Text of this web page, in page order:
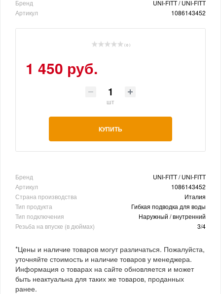
Бренд
UNI-FITT / UNI-FITT
Артикул
1086143452
( 0 )
1 450 руб.
шт
КУПИТЬ
Бренд
UNI-FITT / UNI-FITT
Артикул
1086143452
Страна производства
Италия
Тип продукта
Гибкая подводка для воды
Тип подключения
Наружный / внутренний
Резьба на впуске (в дюймах)
3/4
*Цены и наличие товаров могут различаться. Пожалуйста,
уточняйте стоимость и наличие товаров у менеджера.
Информация о товарах на сайте обновляется и может
быть неактуальна для таких же товаров, проданных
ранее.